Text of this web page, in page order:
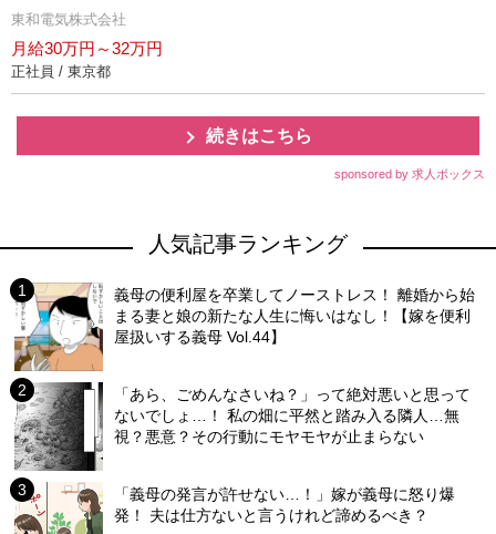
東和電気株式会社
月給30万円～32万円
正社員 / 東京都
続きはこちら
sponsored by 求人ボックス
人気記事ランキング
義母の便利屋を卒業してノーストレス！ 離婚から始
まる妻と娘の新たな人生に悔いはなし！【嫁を便利
屋扱いする義母 Vol.44】
「あら、ごめんなさいね？」って絶対悪いと思って
ないでしょ…！ 私の畑に平然と踏み入る隣人…無
視？悪意？その行動にモヤモヤが止まらない
「義母の発言が許せない…！」嫁が義母に怒り爆
発！ 夫は仕方ないと言うけれど諦めるべき？